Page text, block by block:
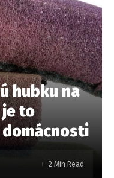
hubku na
to
2 Min Read